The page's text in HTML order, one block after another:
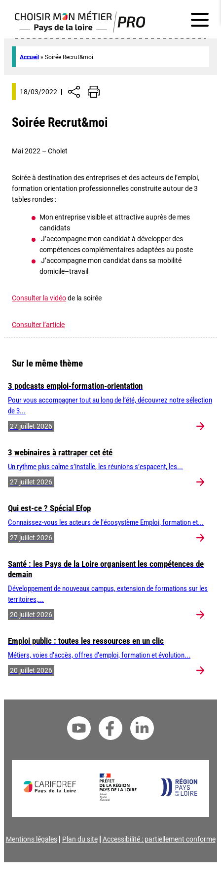
Accueil » Soirée Recrut&moi
18/03/2022
Soirée Recrut&moi
Mai 2022 – Cholet
Soirée à destination des entreprises et des acteurs de l’emploi,
formation orientation professionnelles construite autour de 3
tables rondes :
Mon entreprise visible et attractive auprès de mes
candidats
J’accompagne mon candidat à développer des
compétences complémentaires adaptées au poste
J’accompagne mon candidat dans sa mobilité
domicile–travail
Consulter la vidéode la soirée
Consulter l’article
Sur le même thème
3 podcasts emploi-formation-orientation
Pour vous accompagner tout au long de l’été, découvrez notre sélection
de 3...
27 juillet 2026
3 webinaires à rattraper cet été
Un rythme plus calme s’installe, les réunions s’espacent, les...
27 juillet 2026
Qui est-ce ? Spécial Efop
Connaissez-vous les acteurs de l’écosystème Emploi, formation et...
27 juillet 2026
Santé : les Pays de la Loire organisent les compétences de
demain
Développement de nouveaux campus, extension de formations sur les
territoires,...
20 juillet 2026
Emploi public : toutes les ressources en un clic
Métiers, voies d’accès, offres d’emploi, formation et évolution...
20 juillet 2026
Mentions légales Plan du site Accessibilité : partiellement conforme